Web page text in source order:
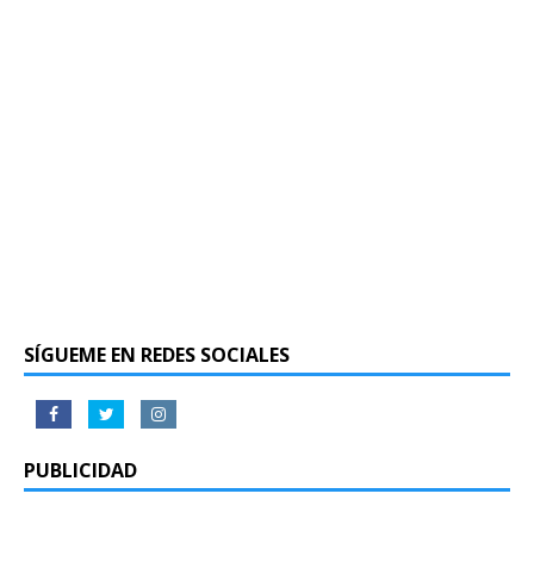
SÍGUEME EN REDES SOCIALES
PUBLICIDAD